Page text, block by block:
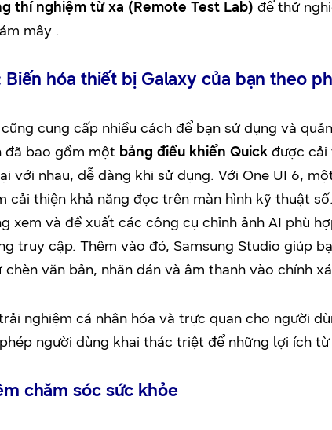
thí nghiệm từ xa (Remote Test Lab) để thử
mây .
Biến hóa thiết bị Galaxy của bạn theo
cung cấp nhiều cách để bạn sử dụng và
đã bao gồm một bảng điều khiển Quick được cải
với nhau, dễ dàng khi sử dụng. Với One UI 6,
cải thiện khả năng đọc trên màn hình kỹ thuật
xem và đề xuất các công cụ chỉnh ảnh AI phù
truy cập. Thêm vào đó, Samsung Studio giúp
chèn văn bản, nhãn dán và âm thanh vào chính
nghiệm cá nhân hóa và trực quan cho người
người dùng khai thác triệt để những lợi ích
chăm sóc sức khỏe